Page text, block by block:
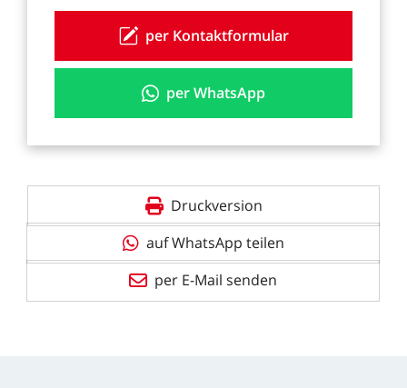
per Kontaktformular
per WhatsApp
Druckversion
auf WhatsApp teilen
per E-Mail senden